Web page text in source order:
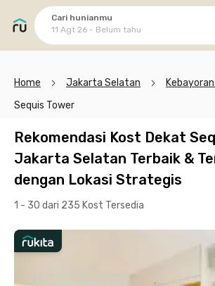
Cari hunianmu
11 Agt 26 - Belum tahu
Home Jakarta Selatan
Sequis Tower
Rekomendasi Kost Dekat
Jakarta Selatan Terbaik &
dengan Lokasi Strategis
1 - 30 dari 235 Kost Tersedia